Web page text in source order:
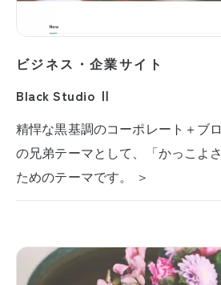
ビジネス・企業サイト
Black Studio Ⅱ
精悍な黒基調のコーポレート＋ブ
の兄弟テーマとして、「かっこよ
ためのテーマです。 ＞